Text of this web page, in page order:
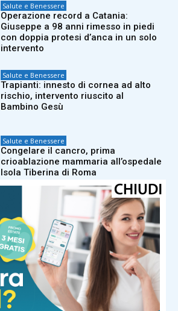
Salute e Benessere
Operazione record a Catania:
Giuseppe a 98 anni rimesso in piedi
con doppia protesi d’anca in un solo
intervento
Salute e Benessere
Trapianti: innesto di cornea ad alto
rischio, intervento riuscito al
Bambino Gesù
Salute e Benessere
Congelare il cancro, prima
crioablazione mammaria all’ospedale
Isola Tiberina di Roma
Latte crudo e batteri, le regole per
non correre rischi
Salute e Benessere
Eclissi solare, attenzione agli occhi:
“Per guardarla gli occhiali da sole
non bastano”